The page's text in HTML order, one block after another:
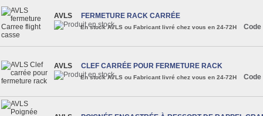
AVLS FERMETURE RACK CARRÉE
En stock AVLS ou Fabricant livré chez vous en 24-72H Code
AVLS CLEF CARRÉE POUR FERMETURE RACK
En stock AVLS ou Fabricant livré chez vous en 24-72H Code